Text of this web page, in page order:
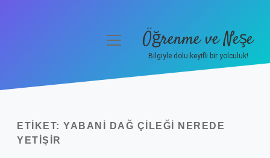
Yasal Uyarı
menüyüÖğrenme ve Neşe
Bilgiyle dolu keyifli bir yolculuk!
ETIKET: YABANI DAĞ ÇILEĞI NEREDE
YETIŞIR